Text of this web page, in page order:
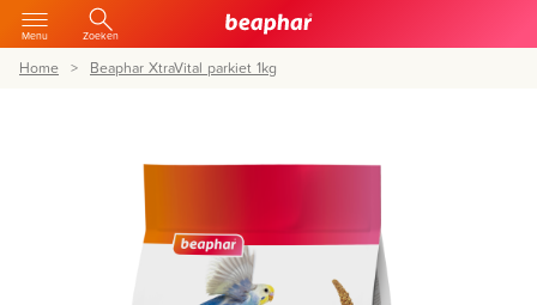
Menu Zoeken
Home Beaphar XtraVital parkiet 1kg